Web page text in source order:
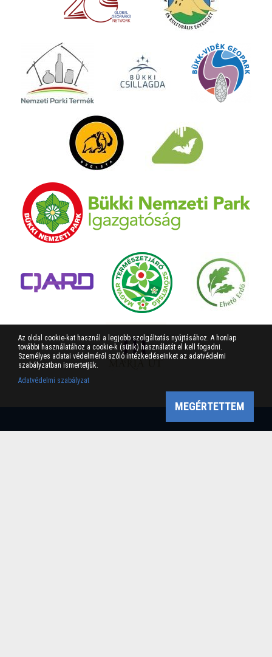
Az oldal cookie-kat használ a legjobb szolgáltatás nyújtásához. A honlap
további használatához a cookie-k (sütik) használatát el kell fogadni.
Személyes adatai védelméről szóló intézkedéseinket az adatvédelmi
szabályzatban ismertetjük.
Adatvédelmi szabályzat
MEGÉRTETTEM